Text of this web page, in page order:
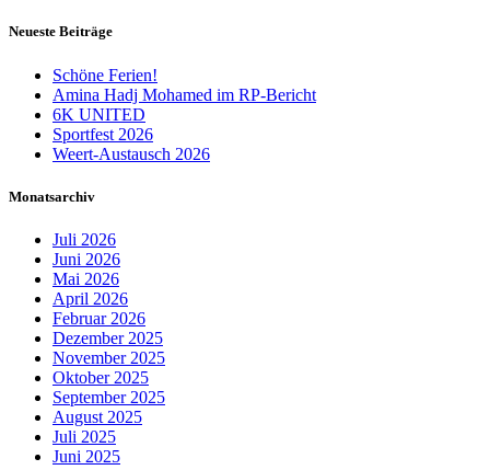
Neueste Beiträge
Schöne Ferien!
Amina Hadj Mohamed im RP-Bericht
6K UNITED
Sportfest 2026
Weert-Austausch 2026
Monatsarchiv
Juli 2026
Juni 2026
Mai 2026
April 2026
Februar 2026
Dezember 2025
November 2025
Oktober 2025
September 2025
August 2025
Juli 2025
Juni 2025